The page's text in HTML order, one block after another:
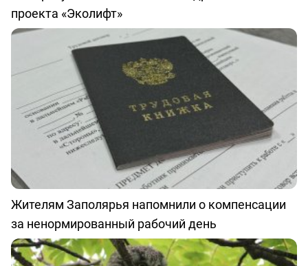
проекта «Эколифт»
Жителям Заполярья напомнили о компенсации
за ненормированный рабочий день